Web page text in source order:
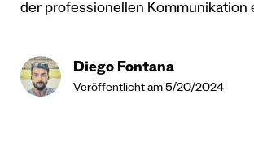
der professionellen Kommunikation
Diego Fontana
Veröffentlicht am 5/20/2024